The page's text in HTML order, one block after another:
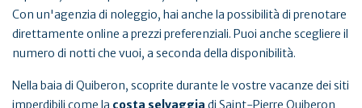
Con un'agenzia di noleggio, hai anche la possibilità di prenotare
direttamente online a prezzi preferenziali. Puoi anche scegliere il
numero di notti che vuoi, a seconda della disponibilità.
Nella baia di Quiberon, scoprite durante le vostre vacanze dei siti
imperdibili come la costa selvaggia di Saint-Pierre Quiberon